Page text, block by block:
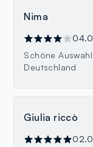
Nima
Schöne
Deutschland
Giulia riccò